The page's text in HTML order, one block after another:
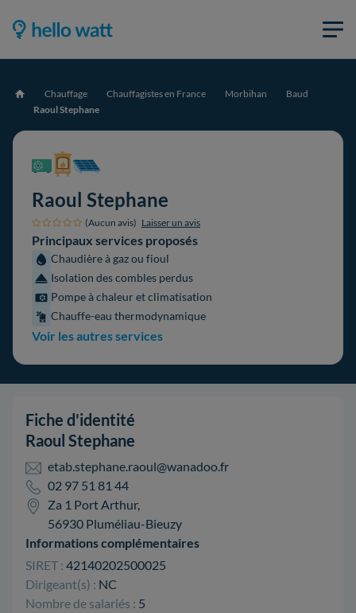
Accueil Chauffage Chauffagistes en France Morbihan
Baud
Raoul Stephane
Raoul Stephane
(Aucun avis) Laisser un avis
Principaux services proposés
Chaudière à gaz ou fioul
Isolation des combles perdus
Pompe à chaleur et climatisation
Chauffe-eau thermodynamique
Voir les autres services
Fiche d'identité
Raoul Stephane
etab.stephane.raoul@wanadoo.fr
02 97 51 81 44
Za 1 Port Arthur,
56930 Pluméliau-Bieuzy
Informations complémentaires
SIRET : 42140202500025
Dirigeant(s) : NC
Nombre de salariés : 5